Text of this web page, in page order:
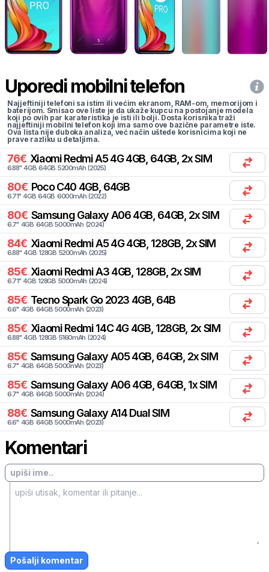
Uporedi mobilni telefon
Najjeftiniji telefoni sa istim ili većim ekranom, RAM-om, memorijom i
baterijom. Smisao ove liste je da ukaže kupcu na postojanje modela
koji po ovih par karateristika je isti ili bolji. Dosta korisnika traži
najjeftiniji mobilni telefon koji ima samo ove bazične parametre iste.
Ova lista nije duboka analiza, već način uštede korisnicima koji ne
prave razliku u detaljima.
76€ Xiaomi Redmi A5 4G 4GB, 64GB, 2x SIM
6.88" 4GB 64GB 5200mAh (2025)
80€ Poco C40 4GB, 64GB
6.71" 4GB 64GB 6000mAh (2022)
80€ Samsung Galaxy A06 4GB, 64GB, 2x SIM
6.7" 4GB 64GB 5000mAh (2024)
84€ Xiaomi Redmi A5 4G 4GB, 128GB, 2x SIM
6.88" 4GB 128GB 5200mAh (2025)
85€ Xiaomi Redmi A3 4GB, 128GB, 2x SIM
6.71" 4GB 128GB 5000mAh (2024)
85€ TecnoSpark Go 2023 4GB, 64B
6.6" 4GB 64GB 5000mAh (2023)
85€ Xiaomi Redmi 14C 4G 4GB, 128GB, 2x SIM
6.88" 4GB 128GB 5160mAh (2024)
85€ Samsung Galaxy A05 4GB, 64GB, 2x SIM
6.7" 4GB 64GB 5000mAh (2023)
85€ Samsung Galaxy A06 4GB, 64GB, 1x SIM
6.7" 4GB 64GB 5000mAh (2024)
88€ Samsung Galaxy A14 Dual SIM
6.6" 4GB 64GB 5000mAh (2023)
Komentari
Pošalji komentar